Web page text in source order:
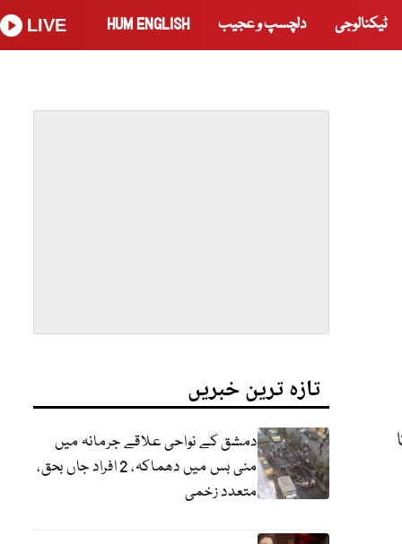
ٹیکنالوجی دلچسپ و عجیب HUM ENGLISH
LIVE
تازہ ترین خبریں
دمشق کے نواحی علاقے جرمانہ میں
منی بس میں دھماکہ، 2 افراد جاں بحق،
متعدد زخمی